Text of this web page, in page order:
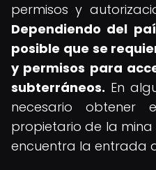
permisos y
Dependiendo del
posible que se
y permisos para
subterráneos. En
necesario obtener
propietario de la
encuentra la entrada